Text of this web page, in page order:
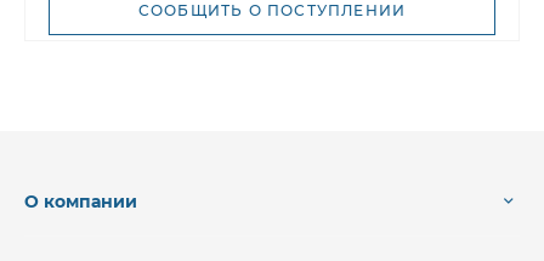
СООБЩИТЬ О ПОСТУПЛЕНИИ
О компании